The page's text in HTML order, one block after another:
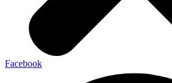
Facebook